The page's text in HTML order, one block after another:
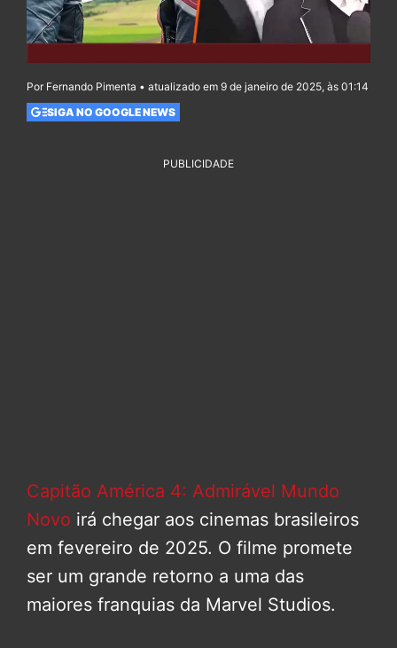
Por Fernando Pimenta • atualizado em 9 de janeiro de 2025, às 01:14
SIGA NO GOOGLE NEWS
PUBLICIDADE
Capitão América 4: Admirável Mundo
Novo irá chegar aos cinemas brasileiros
em fevereiro de 2025. O filme promete
ser um grande retorno a uma das
maiores franquias da Marvel Studios.